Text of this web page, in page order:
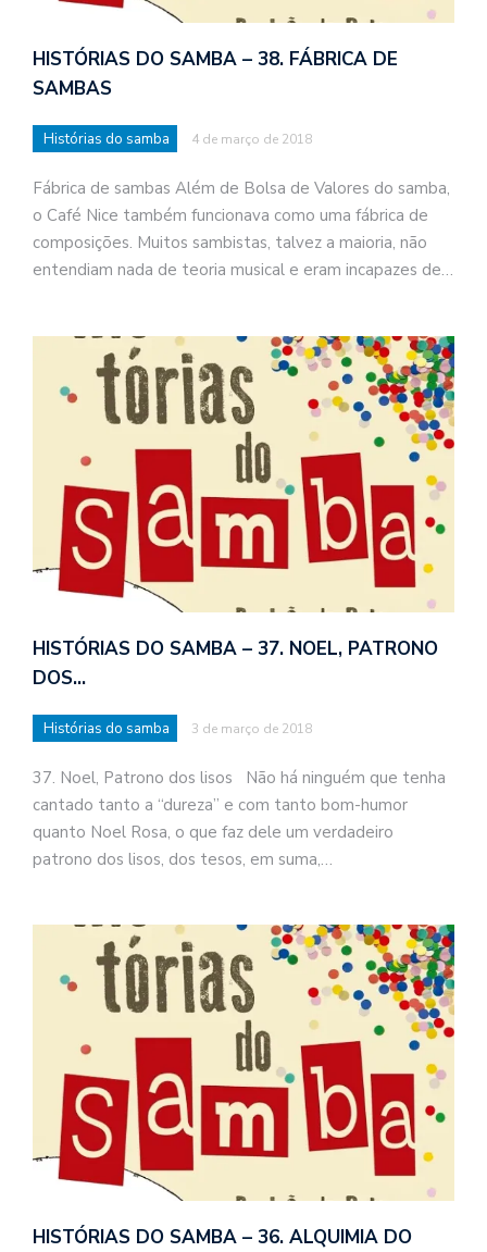
HISTÓRIAS DO SAMBA – 38. FÁBRICA DE
SAMBAS
Histórias do samba 4 de março de 2018
Fábrica de sambas Além de Bolsa de Valores do samba,
o Café Nice também funcionava como uma fábrica de
composições. Muitos sambistas, talvez a maioria, não
entendiam nada de teoria musical e eram incapazes de…
HISTÓRIAS DO SAMBA – 37. NOEL, PATRONO
DOS…
Histórias do samba 3 de março de 2018
37. Noel, Patrono dos lisos Não há ninguém que tenha
cantado tanto a “dureza” e com tanto bom-humor
quanto Noel Rosa, o que faz dele um verdadeiro
patrono dos lisos, dos tesos, em suma,…
HISTÓRIAS DO SAMBA – 36. ALQUIMIA DO